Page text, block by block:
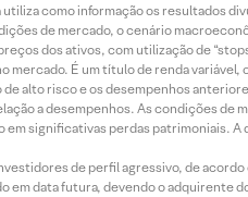
como informação os resultados
de mercado, o cenário
dos ativos, com utilização de
mercado. É um título de renda
alto risco e os desempenhos
a desempenhos. As condições
significativas perdas patrimoniais.
de perfil agressivo, de
em data futura, devendo o